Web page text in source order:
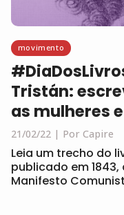
movimento
Tristán:
as mulheres
21/02/22 Por Capire
Leia um trecho do
publicado em
Manifesto